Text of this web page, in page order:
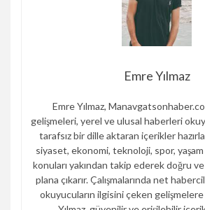
Emre Yılmaz
Emre Yılmaz,
gelişmeleri, yerel ve ulusal haberleri
tarafsız bir dille aktaran içerikler
siyaset, ekonomi, teknoloji, spor,
konuları yakından takip ederek doğru
plana çıkarır. Çalışmalarında net
okuyucuların ilgisini çeken